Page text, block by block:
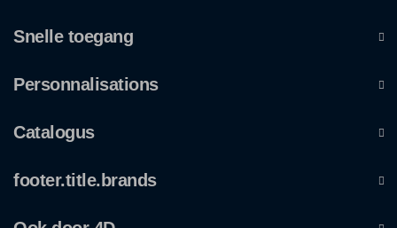
Snelle toegang
Personnalisations
Catalogus
footer.title.brands